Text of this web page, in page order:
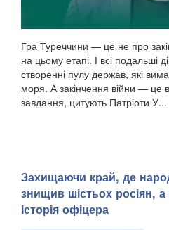
Гра Туреччини — це не про
на цьому етапі. І всі подальші
створенні пулу держав, які
моря. А закінчення війни — це
завдання, цитують Патріоти У...
Захищаючи край, де
знищив шістьох росіян,
Історія офіцера